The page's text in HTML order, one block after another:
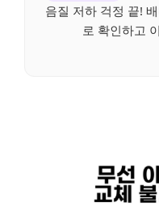
음질 저하 걱정 끝!
로 확인하고